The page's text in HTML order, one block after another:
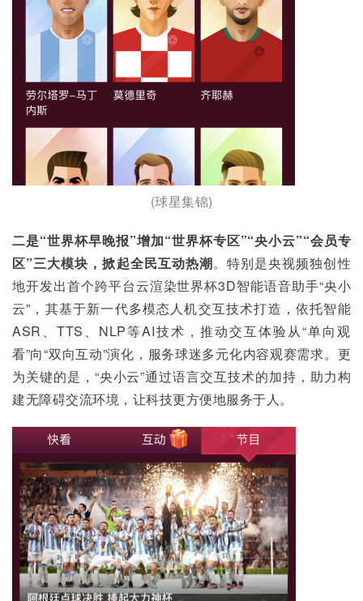
(球星集锦)
二是“世界杯早晚报”增加“世界杯专区”“央小云”“会员专
区”三大模块，掀起全民互动热潮。特别是央视频独创性
地开发出首个跨平台云渲染世界杯3D智能语音助手“央小
云”，其基于新一代多模态人机交互技术打造，依托智能
ASR、TTS、NLP等AI技术，推动交互体验从“单向观
看”向“双向互动”演化，服务球迷多元化内容观赛需求。更
为关键的是，“央小云”通过语言交互技术的加持，助力构
建无障碍交流环境，让科技更方便地服务于人。